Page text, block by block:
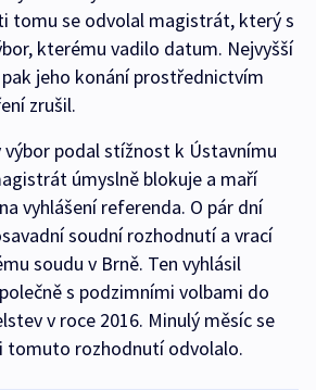
tomu se odvolal magistrát, který s
kterému vadilo datum. Nejvyšší
pak jeho konání prostřednictvím
zrušil.
výbor podal stížnost k Ústavnímu
úmyslně blokuje a maří
vyhlášení referenda. O pár dní
soudní rozhodnutí a vrací
soudu v Brně. Ten vyhlásil
s podzimními volbami do
v roce 2016. Minulý měsíc se
tomuto rozhodnutí odvolalo.